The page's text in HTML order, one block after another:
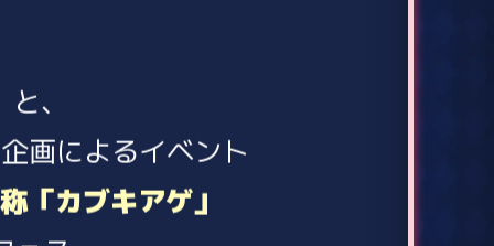
、
画によるイベント
「カブキアゲ」